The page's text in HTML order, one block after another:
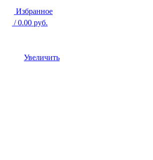
Избранное
/ 0.00 руб.
Увеличить